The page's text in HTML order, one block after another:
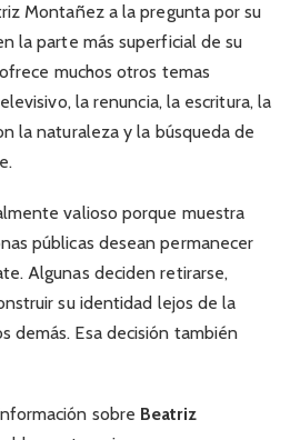
Montañez a la pregunta por su
la parte más superficial de su
muchos otros temas
la renuncia, la escritura, la
la naturaleza y la búsqueda de
valioso porque muestra
públicas desean permanecer
Algunas deciden retirarse,
su identidad lejos de la
demás. Esa decisión también
sobre Beatriz